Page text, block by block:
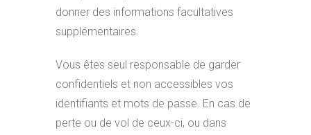
donner des informations facultatives
supplémentaires.
Vous êtes seul responsable de garder
confidentiels et non accessibles vos
identifiants et mots de passe. En cas de
perte ou de vol de ceux-ci, ou dans